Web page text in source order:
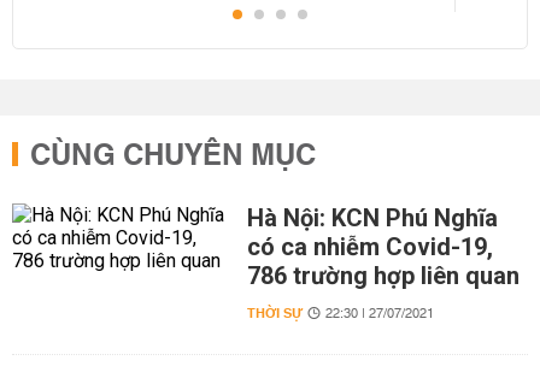
CÙNG CHUYÊN MỤC
Hà Nội: KCN Phú Nghĩa
có ca nhiễm Covid-19,
786 trường hợp liên quan
THỜI SỰ 22:30 | 27/07/2021